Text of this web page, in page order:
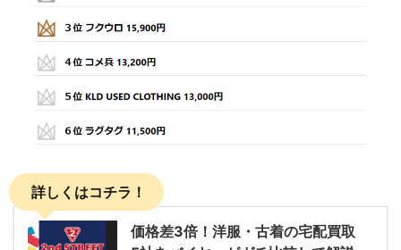
詳しくはコチラ！
価格差3倍！洋服・古着の宅配買取